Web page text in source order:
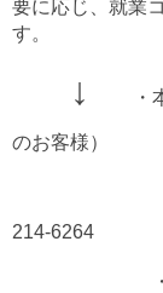
要に応じ、就業
す。
↓
のお客様）
TEL
214-6264
・